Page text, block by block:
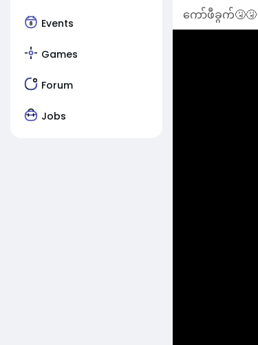
Events
Games
Forum
Jobs
ကော်ဖီခွက်🤧🤧